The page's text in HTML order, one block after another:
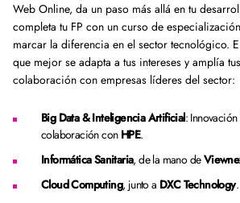
Web Online, da un paso más allá en tu
completa tu FP con un curso de
marcar la diferencia en el sector tecnológico.
que mejor se adapta a tus intereses y amplía
colaboración con empresas líderes del sector:
Big Data & Inteligencia Artificial:
colaboración con HPE.
Informática Sanitaria, de la mano de
Cloud Computing, junto a DXC Technology.